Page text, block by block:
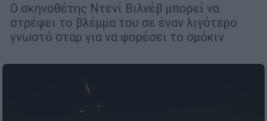
Ο σκηνοθέτης Ντενί Βιλνέβ μπορεί να
στρέφει το βλέμμα του σε έναν λιγότερο
γνωστό σταρ για να φορέσει το σμόκιν